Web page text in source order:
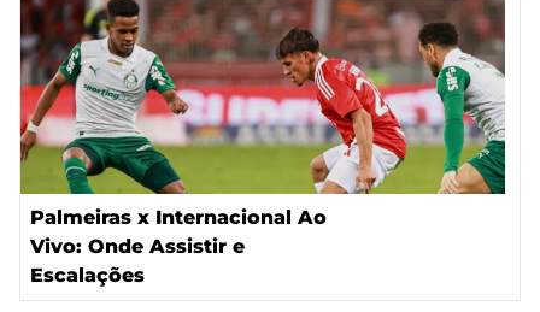
Palmeiras x Internacional Ao
Vivo: Onde Assistir e
Escalações